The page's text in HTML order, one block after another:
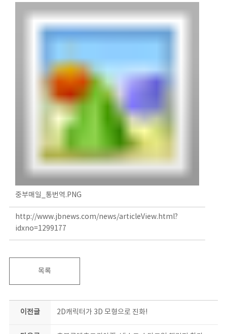
중부매일_통번역.PNG
http://www.jbnews.com/news/articleView.html?
idxno=1299177
목록
이전글 2D캐릭터가 3D 모형으로 진화!